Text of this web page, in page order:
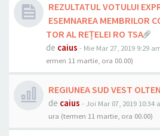
REZULTATUL VOTULUI
ESEMNAREA MEMBRILOR
TOR AL REȚELEI RO TSA
de caius - Mie Mar 27, 2019 9:29
ermen 11 martie, ora 00.00)
REGIUNEA SUD VEST
de caius - Joi Mar 07, 2019 10:34
ura (termen 11 martie, ora 00.00)